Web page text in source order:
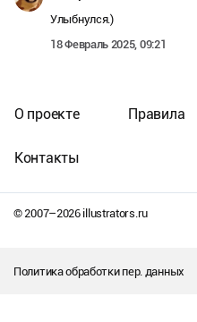
Улыбнулся.)
18 Февраль 2025, 09:21
© 2007–2026illustrators.ru
О проекте Правила
Контакты
Политика обработки пер. данных